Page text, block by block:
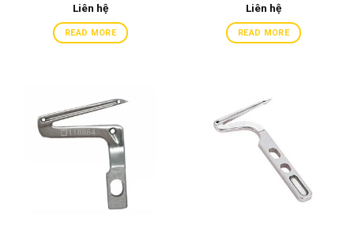
Liên hệ
READ MORE
Liên hệ
READ MORE